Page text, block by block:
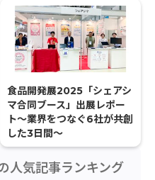
食品開発展2025「シェアシ
マ合同ブース」出展レポー
ト〜業界をつなぐ6社が共創
した3日間〜
人気記事ランキング